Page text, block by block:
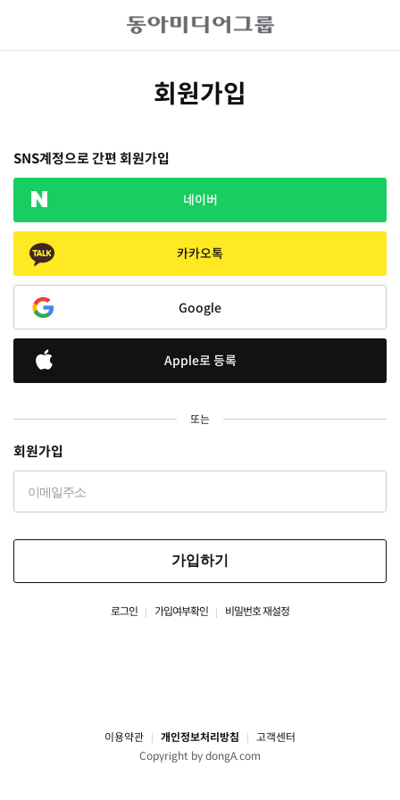
회원가입
SNS계정으로 간편 회원가입
네이버
카카오톡
Google
Apple로 등록
또는
회원가입
가입하기
로그인 가입여부확인 비밀번호 재설정
이용약관 개인정보처리방침
고객센터
Copyright by dongA.com